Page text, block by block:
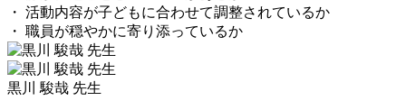
・ 活動内容が子どもに合わせて調整されているか
・ 職員が穏やかに寄り添っているか
黒川 駿哉 先生